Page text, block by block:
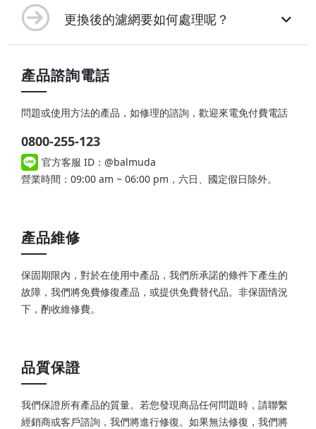
更換後的濾網要如何處理呢？
產品諮詢電話
問題或使用方法的產品，如修理的諮詢，歡迎來電免付費電話
0800-255-123
官方客服 ID：@balmuda
營業時間：09:00 am ~ 06:00 pm，六日、國定假日除外。
產品維修
保固期限內，對於在使用中產品，我們所承諾的條件下產生的
故障，我們將免費修復產品，或提供免費替代品。非保固情況
下，酌收維修費。
品質保證
我們保證所有產品的質量。若您發現商品任何問題時，請聯繫
經銷商或客戶諮詢，我們將進行修復。如果無法修復，我們將